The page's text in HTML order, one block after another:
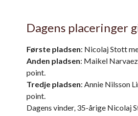
Dagens placeringer
Første pladsen: Nicolaj Stott
Anden pladsen: Maikel
point.
Tredje pladsen: Annie Nilsson
point.
Dagens vinder, 35-årige Nicolaj